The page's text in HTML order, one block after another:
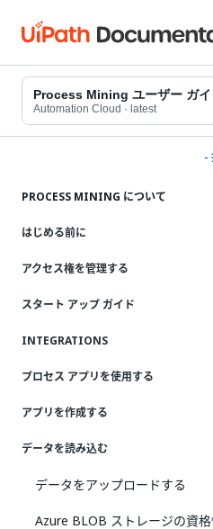
Process Mining ユーザー ガイ
Automation Cloud · latest
-
PROCESS MINING について
はじめる前に
アクセス権を管理する
スタート アップ ガイド
INTEGRATIONS
プロセス アプリを使用する
アプリを作成する
データを読み込む
データをアップロードする
Azure BLOB ストレージの資